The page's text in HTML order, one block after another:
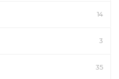
14
3
35